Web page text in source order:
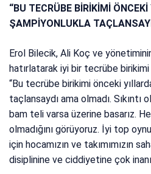
“BU TECRÜBE BİRİKİMİ
ŞAMPİYONLUKLA
Erol Bilecik, Ali Koç ve
hatırlatarak iyi bir tecrübe
“Bu tecrübe birikimi önceki
taçlansaydı ama olmadı. Sıkıntı
bam teli varsa üzerine basarız.
olmadığını görüyoruz. İyi top
için hocamızın ve takımımızın
disiplinine ve ciddiyetine çok